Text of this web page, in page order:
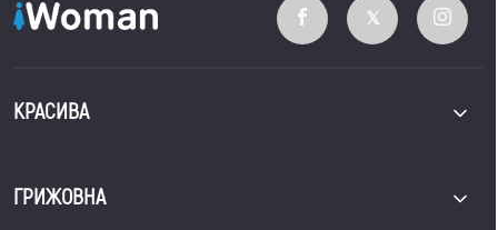
КРАСИВА
ГРИЖОВНА